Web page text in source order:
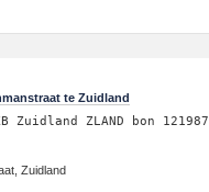
te Zuidland
Zuidland ZLAND bon 121987
Zuidland